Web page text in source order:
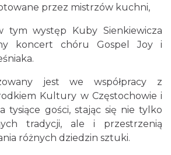
na dystansie 8 km
przez mistrzów kuchni,
tym występ Kuby Sienkiewicza
koncert chóru Gospel Joy i
jest we współpracy z
Kultury w Częstochowie i
tysiące gości, stając się nie tylko
tradycji, ale i przestrzenią
różnych dziedzin sztuki.